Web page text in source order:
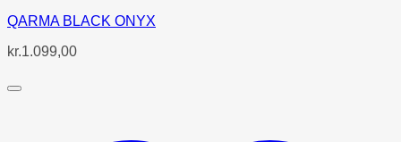
QARMA BLACK ONYX
kr.1.099,00